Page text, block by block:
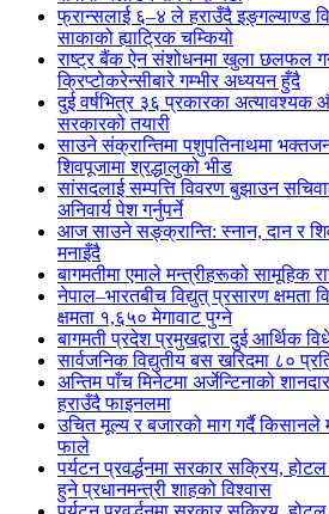
फ्रान्सलाई ६–४ ले हराउँदै इङ्गल्याण्ड
साकाको ह्याट्रिक चम्कियो
राष्ट्र बैंक ऐन संशोधनमा खुला छलफल
क्रिप्टोकरेन्सीबारे गम्भीर अध्ययन हुँदै
दुई वर्षभित्र ३६ प्रकारका अत्यावश्यक
सरकारको तयारी
साउने संक्रान्तिमा पशुपतिनाथमा
शिवपूजामा श्रद्धालुको भीड
सांसदलाई सम्पत्ति विवरण बुझाउन
अनिवार्य पेश गर्नुपर्ने
आज साउने सङ्क्रान्ति: स्नान, दान र
मनाइँदै
बागमतीमा एमाले मन्त्रीहरूको सामूहिक
नेपाल–भारतबीच विद्युत् प्रसारण क्षमता
क्षमता १,६५० मेगावाट पुग्ने
बागमती प्रदेश प्रमुखद्वारा दुई आर्थिक
सार्वजनिक विद्युतीय बस खरिदमा ८०
अन्तिम पाँच मिनेटमा अर्जेन्टिनाको
हराउँदै फाइनलमा
उचित मूल्य र बजारको माग गर्दै किसानले
फाले
पर्यटन प्रवर्द्धनमा सरकार सक्रिय,
हुने प्रधानमन्त्री शाहको विश्वास